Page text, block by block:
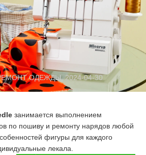
ОДЕЖДЫ, 2024-04-30
занимается выполнением
по пошиву и ремонту нарядов любой
фигуры для каждого
лекала.